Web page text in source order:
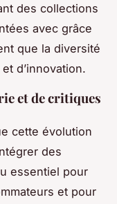
des collections
avec grâce
que la diversité
d’innovation.
et de critiques
cette évolution
des
essentiel pour
et pour